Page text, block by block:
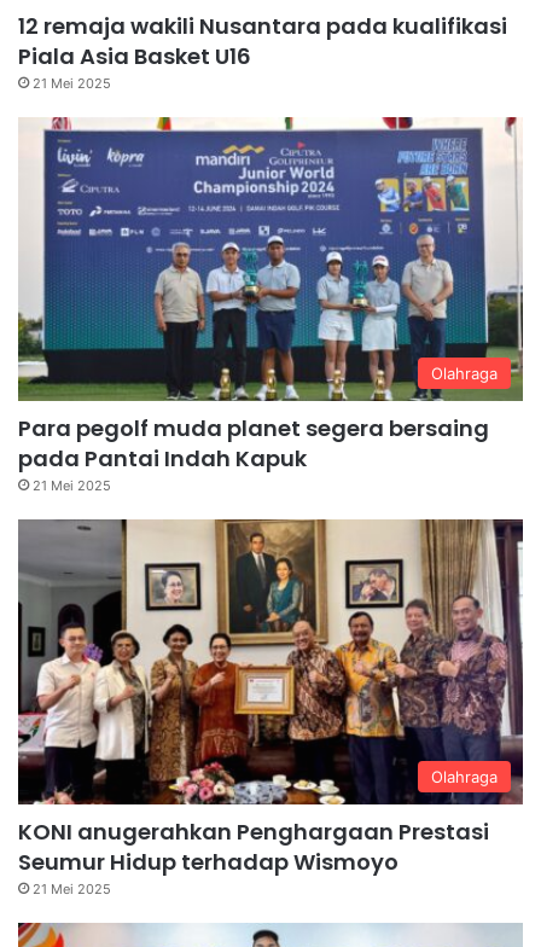
12 remaja wakili Nusantara pada kualifikasi
Piala Asia Basket U16
21 Mei 2025
Olahraga
Para pegolf muda planet segera bersaing
pada Pantai Indah Kapuk
21 Mei 2025
Olahraga
KONI anugerahkan Penghargaan Prestasi
Seumur Hidup terhadap Wismoyo
21 Mei 2025